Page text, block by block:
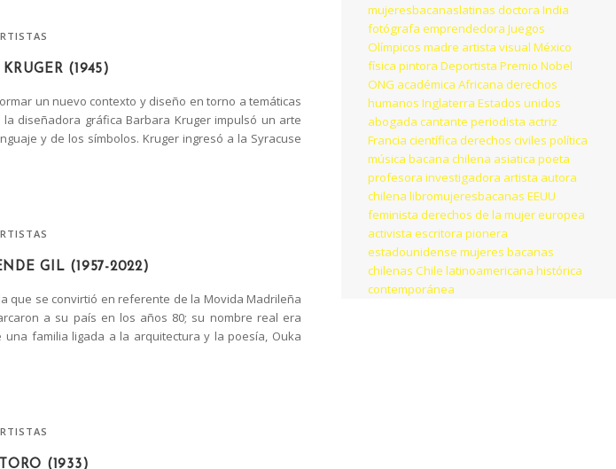
KRUGER (1945)
un nuevo contexto y diseño en torno a temáticas
diseñadora gráfica Barbara Kruger impulsó un arte
y de los símbolos. Kruger ingresó a la Syracuse
GIL (1957-2022)
que se convirtió en referente de la Movida Madrileña
a su país en los años 80; su nombre real era
una familia ligada a la arquitectura y la poesía, Ouka
(1933)
mujeresbacanaslatinas doctora India
fotógrafa emprendedora Juegos
Olímpicos madre artista visual México
física pintora Deportista Premio Nobel
ONG académica Africana derechos
humanos Inglaterra Estados unidos
abogada cantante periodista actriz
Francia científica derechos civiles política
música bacana chilena asiatica poeta
profesora investigadora artista autora
chilena libromujeresbacanas EEUU
feminista derechos de la mujereuropea
activista escritora pionera
estadounidense mujeres bacanas
chilenas Chile latinoamericana histórica
contemporánea